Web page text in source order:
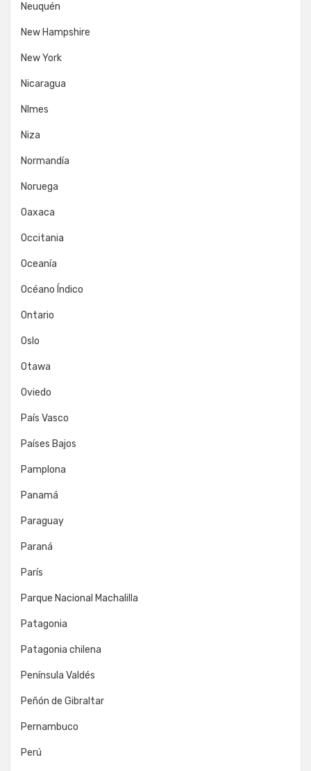
Neuquén
New Hampshire
New York
Nicaragua
NImes
Niza
Normandía
Noruega
Oaxaca
Occitania
Oceanía
Océano Índico
Ontario
Oslo
Otawa
Oviedo
País Vasco
Países Bajos
Pamplona
Panamá
Paraguay
Paraná
París
Parque Nacional Machalilla
Patagonia
Patagonia chilena
Península Valdés
Peñón de Gibraltar
Pernambuco
Perú